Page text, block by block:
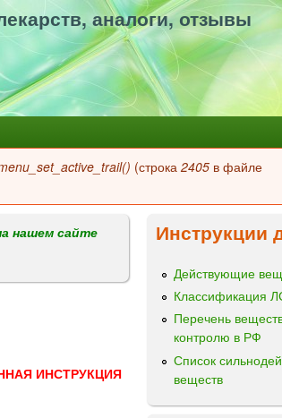
аналоги, отзывы
(строка 2405 в файле
нашем сайте
ИНСТРУКЦИЯ
Инструкции
Действующие
Классификация
Перечень
контролю в РФ
Список
веществ